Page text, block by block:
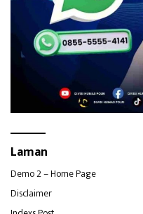
Laman
Demo 2 – Home Page
Disclaimer